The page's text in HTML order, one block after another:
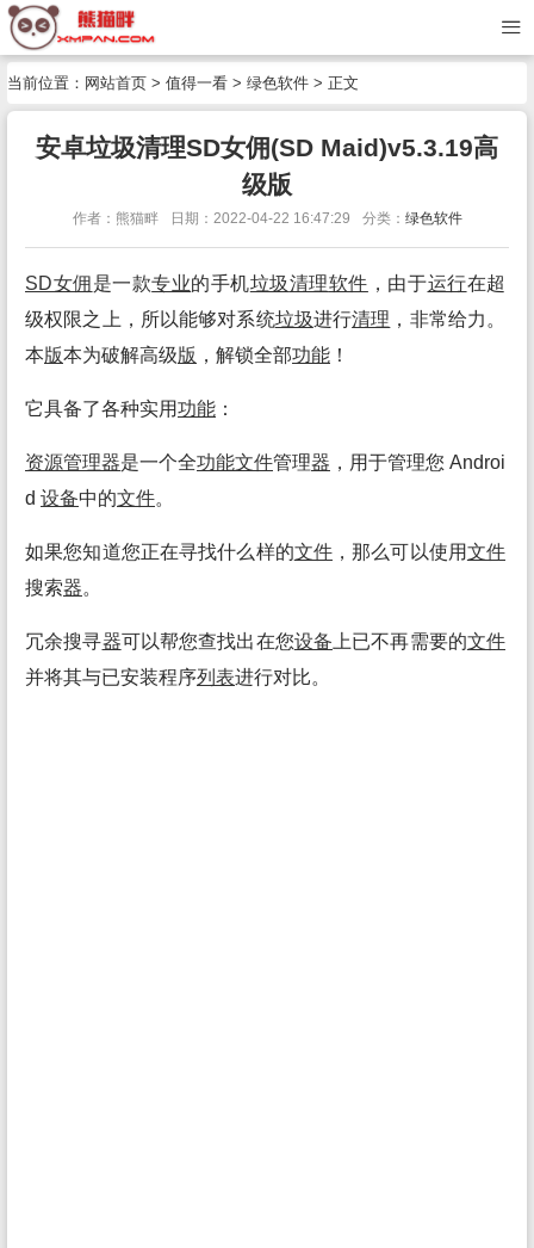
当前位置： 网站首页 > 值得一看 > 绿色软件 > 正文
安卓垃圾清理SD女佣(SD Maid)v5.3.19高
级版
作者：熊猫畔 日期：2022-04-22 16:47:29 分类： 绿色软件
SD女佣是一款专业的手机垃圾清理软件 ，由于运行在超
级权限之上，所以能够对系统垃圾进行清理 ，非常给力。
本版本为破解高级版 ，解锁全部功能 ！
它具备了各种实用功能 ：
资源管理器是一个全功能文件管理器 ，用于管理您 Androi
d 设备中的文件。
如果您知道您正在寻找什么样的文件 ，那么可以使用文件
搜索器。
冗余搜寻器可以帮您查找出在您设备 上已不再需要的文件
并将其与已安装程序列表进行对比。